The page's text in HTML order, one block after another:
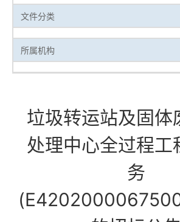
文件分类
所属机构
垃圾转运站及固体
处理中心全过程工
务